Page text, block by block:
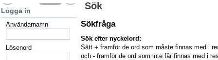
Sök
Sökfråga
Sök efter nyckelord:
Sätt + framför de ord som måste finnas med i
och - framför de ord som inte får finnas med i
Logga in
Användarnamn
Lösenord